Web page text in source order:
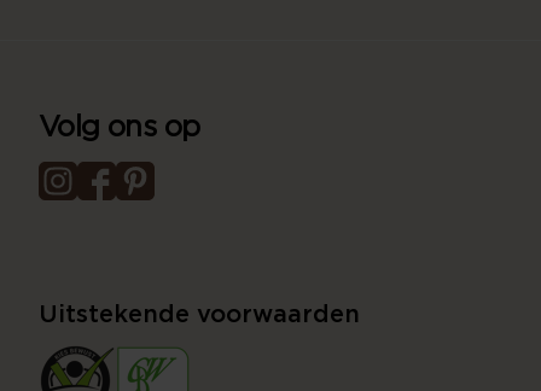
Volg ons op
Uitstekende voorwaarden